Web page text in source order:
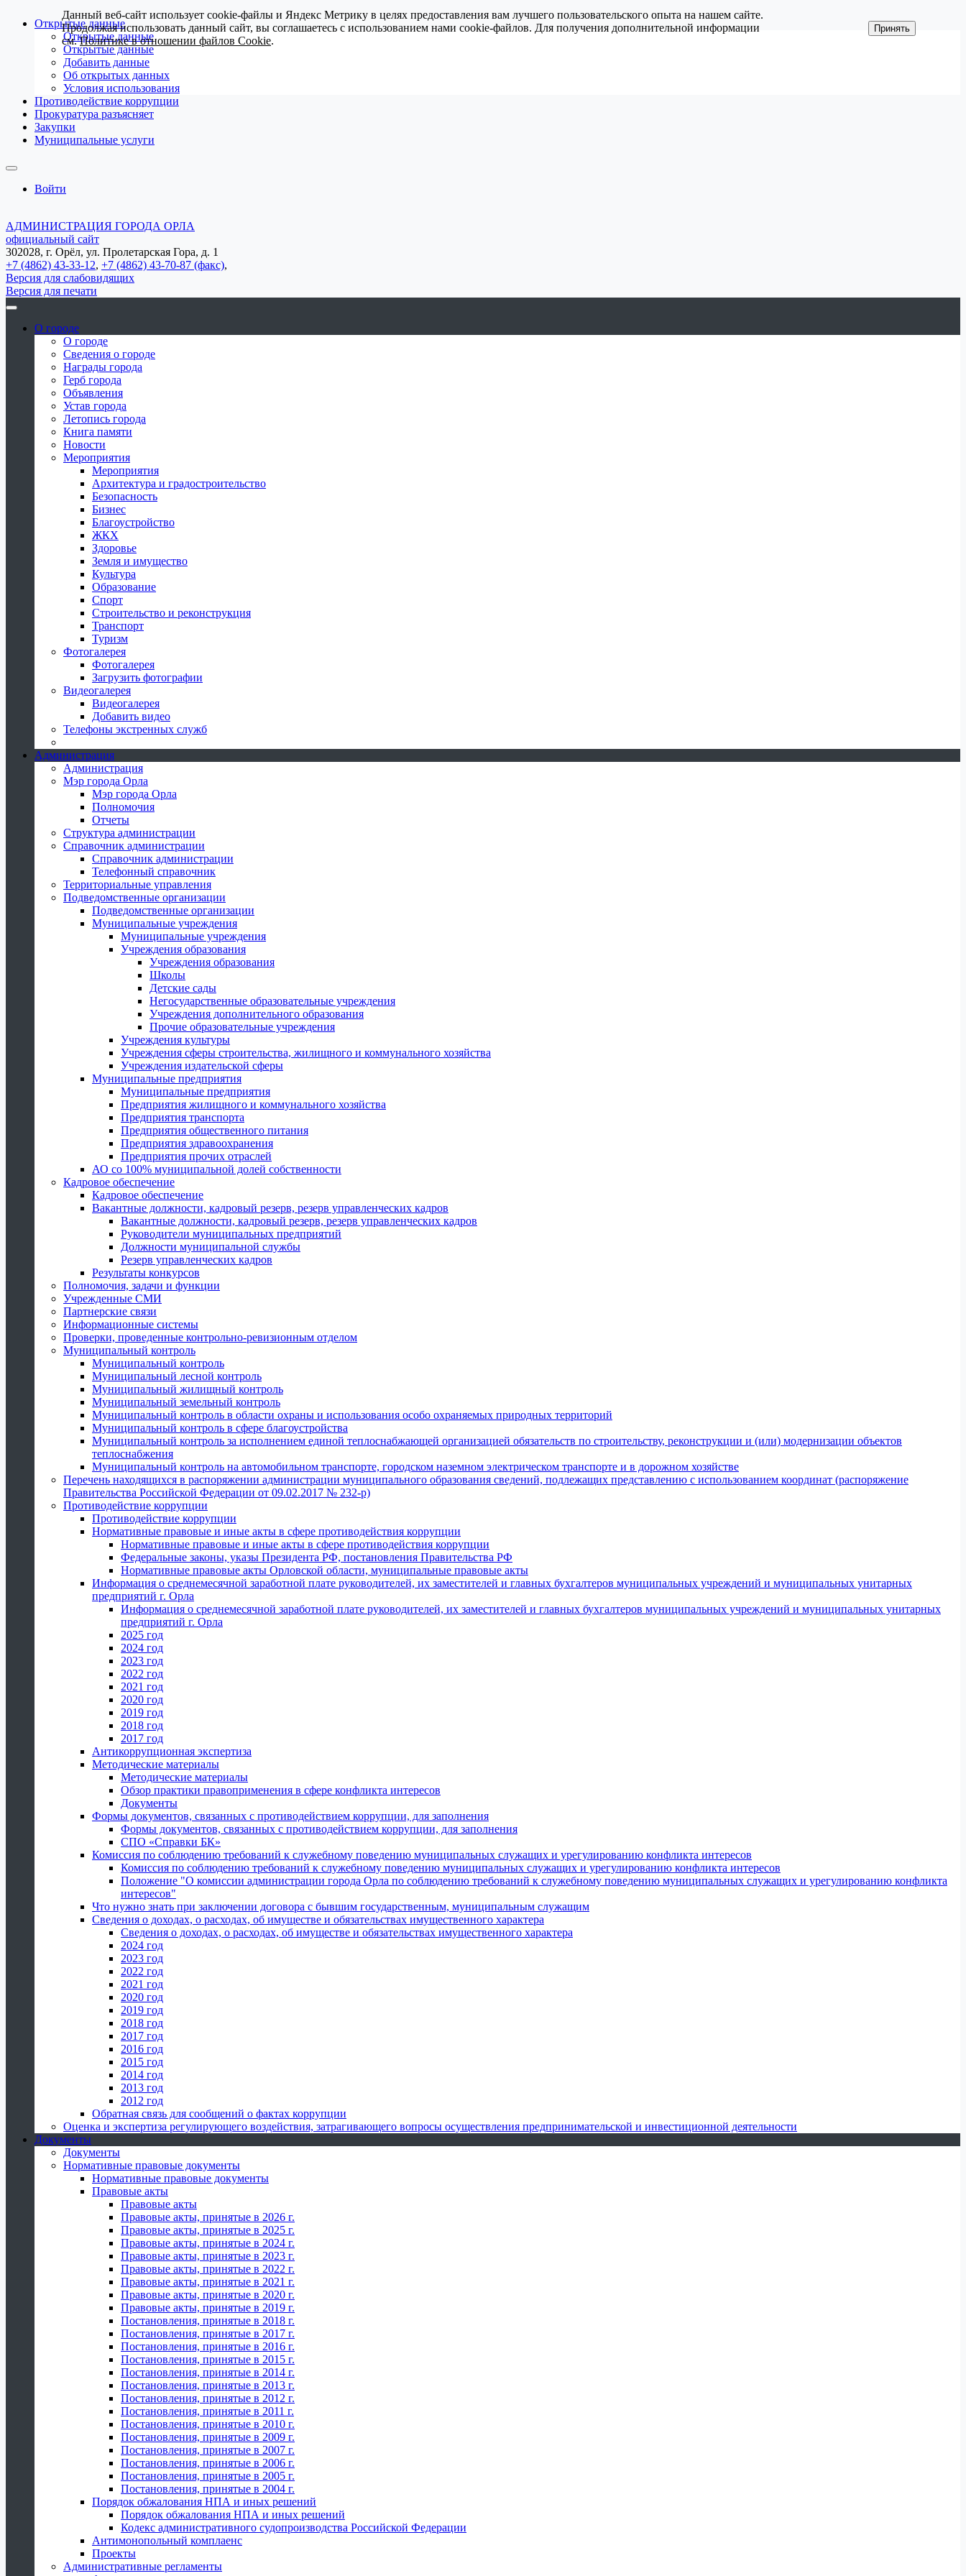
Открытые данные
Открытые данные
Открытые данные
Добавить данные
Об открытых данных
Условия использования
Противодействие коррупции
Прокуратура разъясняет
Закупки
Муниципальные услуги
Войти
АДМИНИСТРАЦИЯ ГОРОДА ОРЛА
официальный сайт
302028, г. Орёл, ул. Пролетарская Гора, д. 1
+7 (4862) 43-33-12, +7 (4862) 43-70-87 (факс),
Версия для слабовидящих
Версия для печати
О городе
О городе
Сведения о городе
Награды города
Герб города
Объявления
Устав города
Летопись города
Книга памяти
Новости
Мероприятия
Мероприятия
Архитектура и градостроительство
Безопасность
Бизнес
Благоустройство
ЖКХ
Здоровье
Земля и имущество
Культура
Образование
Спорт
Строительство и реконструкция
Транспорт
Туризм
Фотогалерея
Фотогалерея
Загрузить фотографии
Видеогалерея
Видеогалерея
Добавить видео
Телефоны экстренных служб
Администрация
Администрация
Мэр города Орла
Мэр города Орла
Полномочия
Отчеты
Структура администрации
Справочник администрации
Справочник администрации
Телефонный справочник
Территориальные управления
Подведомственные организации
Подведомственные организации
Муниципальные учреждения
Муниципальные учреждения
Учреждения образования
Учреждения образования
Школы
Детские сады
Негосударственные образовательные учреждения
Учреждения дополнительного образования
Прочие образовательные учреждения
Учреждения культуры
Учреждения сферы строительства, жилищного и коммунального хозяйства
Учреждения издательской сферы
Муниципальные предприятия
Муниципальные предприятия
Предприятия жилищного и коммунального хозяйства
Предприятия транспорта
Предприятия общественного питания
Предприятия здравоохранения
Предприятия прочих отраслей
АО со 100% муниципальной долей собственности
Кадровое обеспечение
Кадровое обеспечение
Вакантные должности, кадровый резерв, резерв управленческих кадров
Вакантные должности, кадровый резерв, резерв управленческих кадров
Руководители муниципальных предприятий
Должности муниципальной службы
Резерв управленческих кадров
Результаты конкурсов
Полномочия, задачи и функции
Учрежденные СМИ
Партнерские связи
Информационные системы
Проверки, проведенные контрольно-ревизионным отделом
Муниципальный контроль
Муниципальный контроль
Муниципальный лесной контроль
Муниципальный жилищный контроль
Муниципальный земельный контроль
Муниципальный контроль в области охраны и использования особо охраняемых природных территорий
Муниципальный контроль в сфере благоустройства
Муниципальный контроль за исполнением единой теплоснабжающей организацией обязательств по строительству, реконструкции и (или) модернизации объектов
теплоснабжения
Муниципальный контроль на автомобильном транспорте, городском наземном электрическом транспорте и в дорожном хозяйстве
Перечень находящихся в распоряжении администрации муниципального образования сведений, подлежащих представлению с использованием координат (распоряжение
Правительства Российской Федерации от 09.02.2017 № 232-р)
Противодействие коррупции
Противодействие коррупции
Нормативные правовые и иные акты в сфере противодействия коррупции
Нормативные правовые и иные акты в сфере противодействия коррупции
Федеральные законы, указы Президента РФ, постановления Правительства РФ
Нормативные правовые акты Орловской области, муниципальные правовые акты
Информация о среднемесячной заработной плате руководителей, их заместителей и главных бухгалтеров муниципальных учреждений и муниципальных унитарных
предприятий г. Орла
Информация о среднемесячной заработной плате руководителей, их заместителей и главных бухгалтеров муниципальных учреждений и муниципальных унитарных
предприятий г. Орла
2025 год
2024 год
2023 год
2022 год
2021 год
2020 год
2019 год
2018 год
2017 год
Антикоррупционная экспертиза
Методические материалы
Методические материалы
Обзор практики правоприменения в сфере конфликта интересов
Документы
Формы документов, связанных с противодействием коррупции, для заполнения
Формы документов, связанных с противодействием коррупции, для заполнения
СПО «Справки БК»
Комиссия по соблюдению требований к служебному поведению муниципальных служащих и урегулированию конфликта интересов
Комиссия по соблюдению требований к служебному поведению муниципальных служащих и урегулированию конфликта интересов
Положение "О комиссии администрации города Орла по соблюдению требований к служебному поведению муниципальных служащих и урегулированию конфликта
интересов"
Что нужно знать при заключении договора с бывшим государственным, муниципальным служащим
Сведения о доходах, о расходах, об имуществе и обязательствах имущественного характера
Сведения о доходах, о расходах, об имуществе и обязательствах имущественного характера
2024 год
2023 год
2022 год
2021 год
2020 год
2019 год
2018 год
2017 год
2016 год
2015 год
2014 год
2013 год
2012 год
Обратная связь для сообщений о фактах коррупции
Оценка и экспертиза регулирующего воздействия, затрагивающего вопросы осуществления предпринимательской и инвестиционной деятельности
Документы
Документы
Нормативные правовые документы
Нормативные правовые документы
Правовые акты
Правовые акты
Правовые акты, принятые в 2026 г.
Правовые акты, принятые в 2025 г.
Правовые акты, принятые в 2024 г.
Правовые акты, принятые в 2023 г.
Правовые акты, принятые в 2022 г.
Правовые акты, принятые в 2021 г.
Правовые акты, принятые в 2020 г.
Правовые акты, принятые в 2019 г.
Постановления, принятые в 2018 г.
Постановления, принятые в 2017 г.
Постановления, принятые в 2016 г.
Постановления, принятые в 2015 г.
Постановления, принятые в 2014 г.
Постановления, принятые в 2013 г.
Постановления, принятые в 2012 г.
Постановления, принятые в 2011 г.
Постановления, принятые в 2010 г.
Постановления, принятые в 2009 г.
Постановления, принятые в 2007 г.
Постановления, принятые в 2006 г.
Постановления, принятые в 2005 г.
Постановления, принятые в 2004 г.
Порядок обжалования НПА и иных решений
Порядок обжалования НПА и иных решений
Кодекс административного судопроизводства Российской Федерации
Антимонопольный комплаенс
Проекты
Административные регламенты
Данный веб-сайт использует cookie-файлы и Яндекс Метрику в целях предоставления вам лучшего пользовательского опыта на нашем сайте.
Продолжая использовать данный сайт, вы соглашаетесь с использованием нами cookie-файлов. Для получения дополнительной информации
см.Политике в отношении файлов Cookie.
Принять